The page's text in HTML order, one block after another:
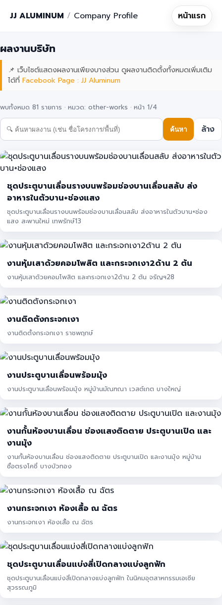
JJ ALUMINUM / Company Profile หน้าแรก
ผลงานบริษัท
📌 เว็บไซต์แสดงผลงานเพียงบางส่วน ดูผลงานติดตั้งทั้งหมดเพิ่มเติม
ได้ที่ Facebook Page : JJ Aluminum
พบทั้งหมด 81 รายการ · หมวด: other-works · หน้า 1/4
ค้นหา ล้าง
ชุดประตูบานเลื่อนรางบนพร้อมช่องบานเลื่อนสลับ ส่ง
อาหารในตัวบาน+ช่องแสง
ชุดประตูบานเลื่อนรางบนพร้อมช่องบานเลื่อนสลับ ส่งอาหารในตัวบาน+ช่อง
แสง สะพานใหม่ เทพรักษ์13
งานหุ้มเสาด้วยคอมโพสิต และกระจกเงา2ด้าน 2 ต้น
งานหุ้มเสาด้วยคอมโพสิต และกระจกเงา2ด้าน 2 ต้น จรัญฯ28
งานติดตังกระจกเงา
งานติดตั้งกระจกเงา ราชพฤกษ์
งานประตูบานเลื่อนพร้อมมุ้ง
งานประตูบานเลื่อนพร้อมมุ้ง หมู่บ้านมัณฑณา เวสต์เกต บางใหญ่
งานกั้นห้องบานเลื่อน ช่องแสงติดตาย ประตูบานเปิด และ
งานมุ้ง
งานกั้นห้องบานเลื่อน ช่องแสงติดตาย ประตูบานเปิด และงานมุ้ง หมู่บ้าน
ซื่อตรงโคซี่ บางบัวทอง
งานกระจกเงา ห้องเสื้อ ณ ฉัตร
งานกระจกเงา ห้องเสื้อ ณ ฉัตร
ชุดประตูบานเลื่อนแบ่งสี่เปิดกลางแบ่งลูกฟัก
ชุดประตูบานเลื่อนแบ่งสี่เปิดกลางแบ่งลูกฟัก ในนิคมอุตสาหกรรมเอเซีย
สุวรรณภูมิ